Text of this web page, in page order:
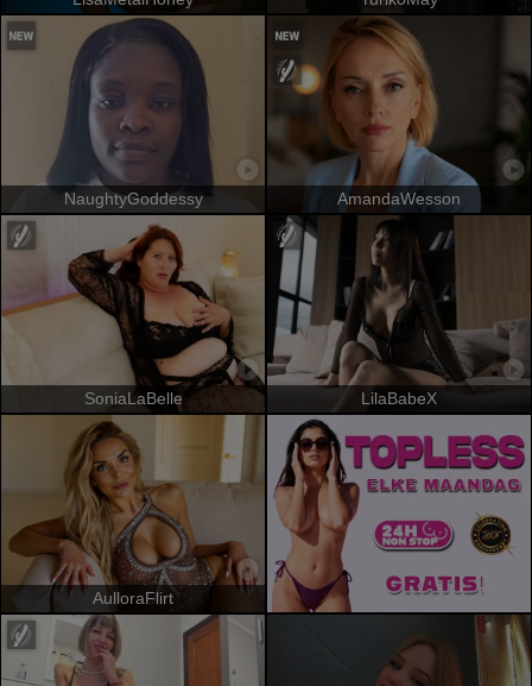
NaughtyGoddessy AmandaWesson
SoniaLaBelle LilaBabeX
AulloraFlirt